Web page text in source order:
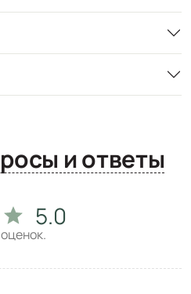
Вопросы и ответы
5.0
оценок.